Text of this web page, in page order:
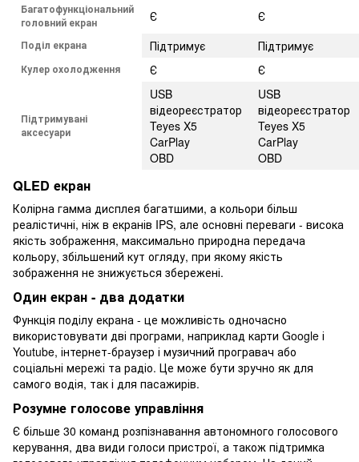
Багатофункціональний
головний екран
Є Є
Поділ екрана Підтримує Підтримує
Кулер охолодження Є Є
Підтримувані
аксесуари
USB
відеореєстратор
Teyes X5
CarPlay
OBD
USB
відеореєстратор
Teyes X5
CarPlay
OBD
QLED екран
Колірна гамма дисплея багатшими, а кольори більш
реалістичні, ніж в екранів IPS, але основні переваги - висока
якість зображення, максимально природна передача
кольору, збільшений кут огляду, при якому якість
зображення не знижується збережені.
Один екран - два додатки
Функція поділу екрана - це можливість одночасно
використовувати дві програми, наприклад карти Google і
Youtube, інтернет-браузер і музичний програвач або
соціальні мережі та радіо. Це може бути зручно як для
самого водія, так і для пасажирів.
Розумне голосове управління
Є більше 30 команд розпізнавання автономного голосового
керування, два види голоси пристрої, а також підтримка